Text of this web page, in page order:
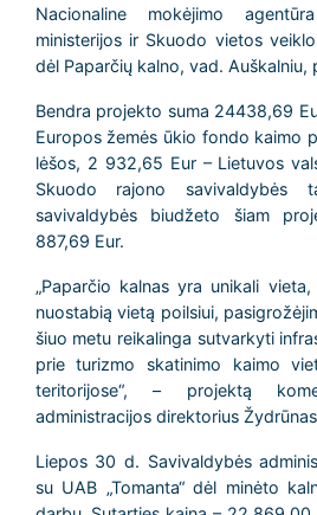
Nacionaline mokėjimo
ministerijos ir Skuodo vietos
dėl Paparčių kalno, vad. Auškalniu,
Bendra projekto suma 24438,69
Europos žemės ūkio fondo kaimo
lėšos, 2 932,65 Eur – Lietuvos
Skuodo rajono savivaldybės
savivaldybės biudžeto šiam
887,69 Eur.
„Paparčio kalnas yra unikali
nuostabią vietą poilsiui,
šiuo metu reikalinga sutvarkyti
prie turizmo skatinimo kaimo
teritorijose“, – projektą
administracijos direktorius
Liepos 30 d. Savivaldybės
su UAB „Tomanta“ dėl minėto